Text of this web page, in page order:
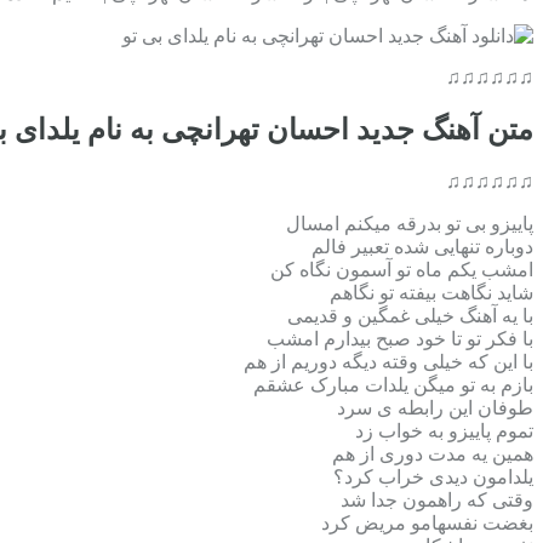
♫♫♫♫♫♫
متن آهنگ جدید احسان تهرانچی به نام یلدای
♫♫♫♫♫♫
پاییزو بی تو بدرقه میکنم امسال
دوباره تنهایی شده تعبیر فالم
امشب یکم ماه تو آسمون نگاه کن
شاید نگاهت بیفته تو نگاهم
با یه آهنگ خیلی غمگین و قدیمی
با فکر تو تا خود صبح بیدارم امشب
با این که خیلی وقته دیگه دوریم از هم
بازم به تو میگن یلدات مبارک عشقم
طوفان این رابطه ی سرد
تموم پاییزو به خواب زد
همین یه مدت دوری از هم
یلدامون دیدی خراب کرد؟
وقتی که راهمون جدا شد
بغضت نفسهامو مریض کرد